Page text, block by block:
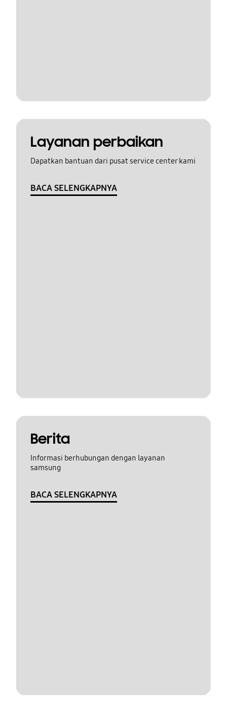
Layanan perbaikan
Dapatkan bantuan dari pusat service center kami
BACA SELENGKAPNYA
Berita
Informasi berhubungan dengan layanan
samsung
BACA SELENGKAPNYA